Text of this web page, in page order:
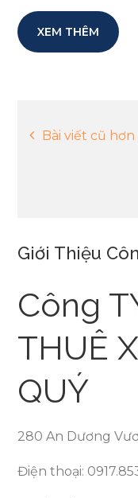
XEM THÊM
Điều
viết
Bài viết cũ hơn
Giới Thiệu
Công
THUÊ
QUÝ
280 An Dương
Điện thoại: